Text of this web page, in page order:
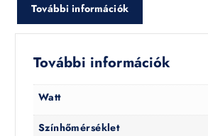
További információk
További információk
Watt
Színhőmérséklet